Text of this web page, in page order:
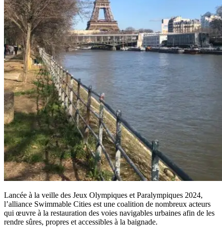
Lancée à la veille des Jeux Olympiques et Paralympiques 2024,
l’alliance Swimmable Cities est une coalition de nombreux acteurs
qui œuvre à la restauration des voies navigables urbaines afin de les
rendre sûres, propres et accessibles à la baignade.